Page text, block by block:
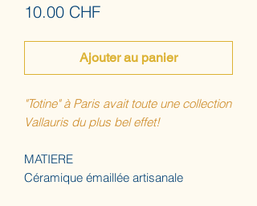
10.00 CHFPrix
Ajouter au panier
"Totine" à Paris avait toute une collection
Vallauris du plus bel effet!
MATIERE
Céramique émaillée artisanale